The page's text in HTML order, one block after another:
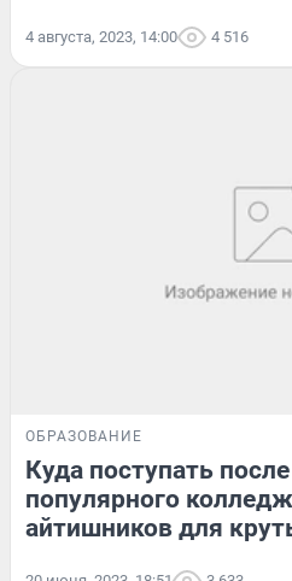
4 августа, 2023, 14:00 4 516
ОБРАЗОВАНИЕ
Куда поступать
популярного
айтишников для